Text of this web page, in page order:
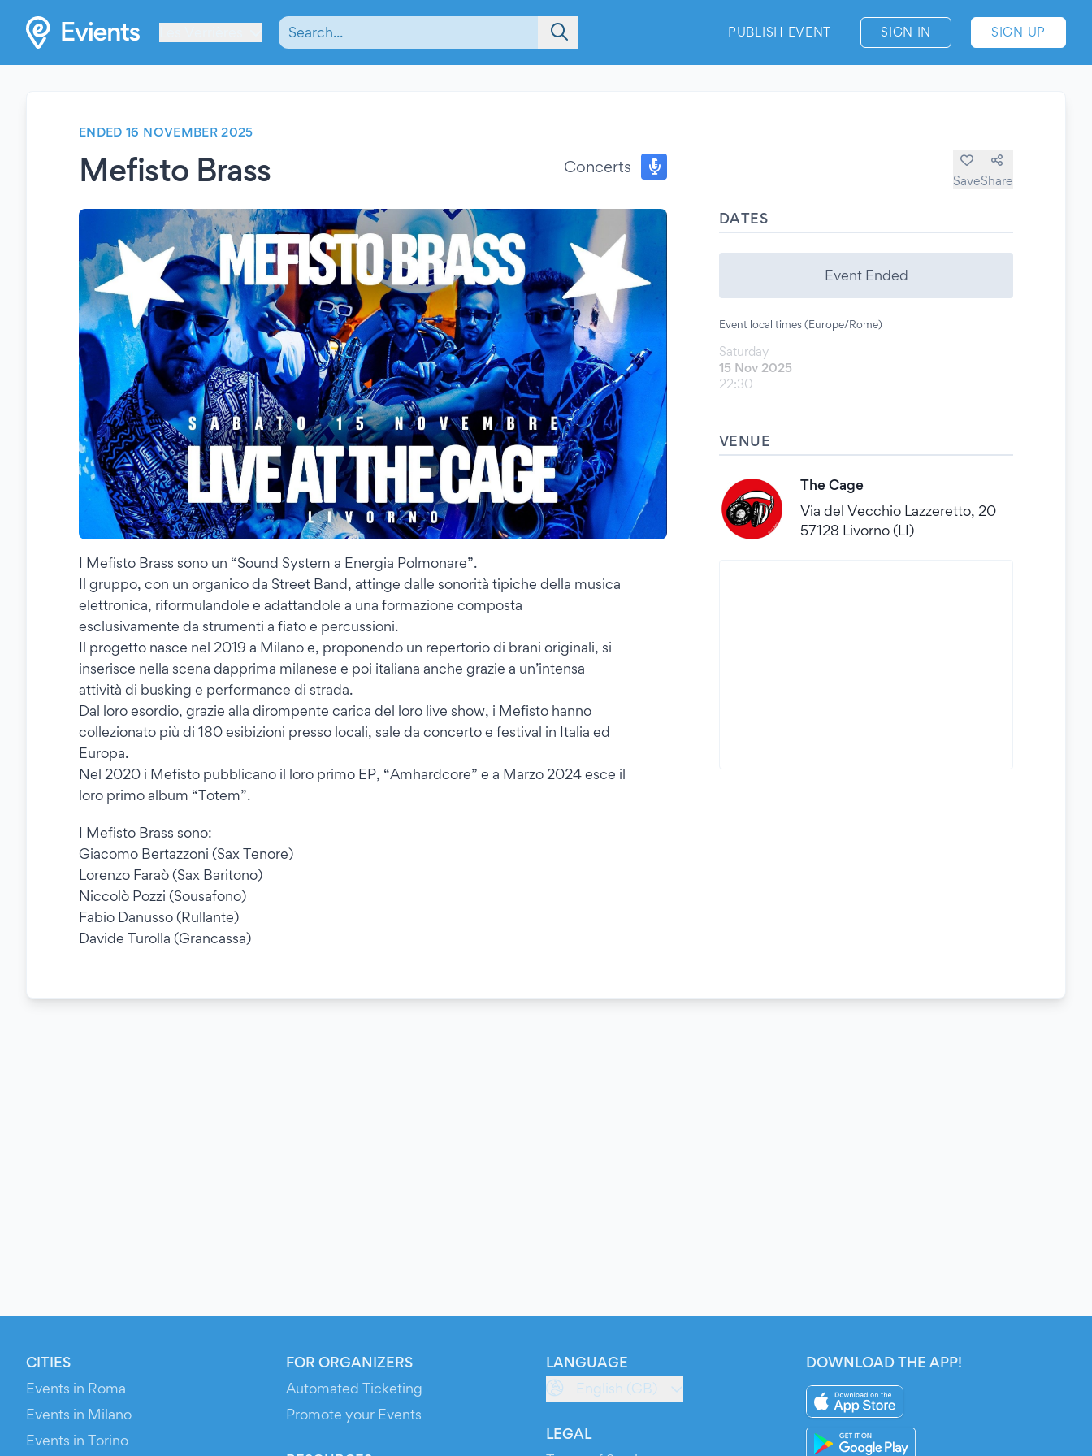
PUBLISH EVENT SIGN IN SIGN UP
ENDED 16 NOVEMBER 2025
Mefisto Brass Concerts
SaveShare
I Mefisto Brass sono un “Sound System a Energia Polmonare”.
Il gruppo, con un organico da Street Band, attinge dalle sonorità tipiche della musica
elettronica, riformulandole e adattandole a una formazione composta
esclusivamente da strumenti a fiato e percussioni.
Il progetto nasce nel 2019 a Milano e, proponendo un repertorio di brani originali, si
inserisce nella scena dapprima milanese e poi italiana anche grazie a un’intensa
attività di busking e performance di strada.
Dal loro esordio, grazie alla dirompente carica del loro live show, i Mefisto hanno
collezionato più di 180 esibizioni presso locali, sale da concerto e festival in Italia ed
Europa.
Nel 2020 i Mefisto pubblicano il loro primo EP, “Amhardcore” e a Marzo 2024 esce il
loro primo album “Totem”.
I Mefisto Brass sono:
Giacomo Bertazzoni (Sax Tenore)
Lorenzo Faraò (Sax Baritono)
Niccolò Pozzi (Sousafono)
Fabio Danusso (Rullante)
Davide Turolla (Grancassa)
DATES
Event Ended
Event local times (Europe/Rome)
Saturday
15 Nov 2025
22:30
VENUE
The Cage
Via del Vecchio Lazzeretto, 20
57128 Livorno (LI)
CITIES
Events in Roma
Events in Milano
Events in Torino
FOR ORGANIZERS
Automated Ticketing
Promote your Events
LANGUAGE
English (GB)
LEGAL
DOWNLOAD THE APP!